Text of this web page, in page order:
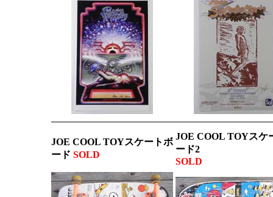
JOE COOL TOYスケートボ
ード SOLD
JOE COOL TOYスケ
ード2
SOLD